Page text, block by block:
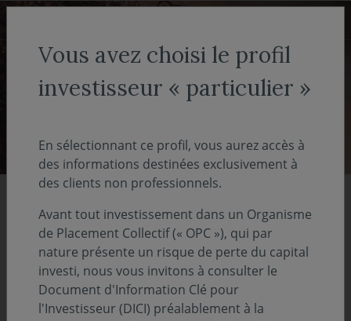
Aller au menu
Aller au contenu
ACCUEIL
Décryptages
À la une
Vous avez choisi le profil
investisseur « particulier »
En sélectionnant ce profil, vous aurez accès à
des informations destinées exclusivement à
des clients non professionnels.
Avant tout investissement dans un Organisme
de Placement Collectif (« OPC »), qui par
nature présente un risque de perte du capital
investi, nous vous invitons à consulter le
Document d'Information Clé pour
l'Investisseur (DICI) préalablement à la